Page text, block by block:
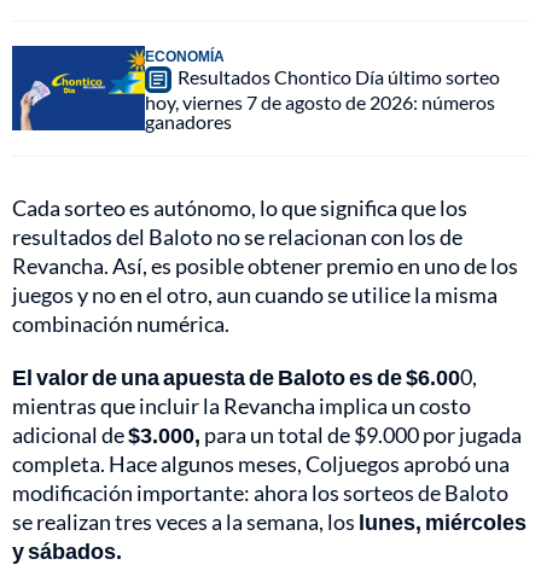
ECONOMÍA
Resultados Chontico Día último sorteo
hoy, viernes 7 de agosto de 2026: números
ganadores
Cada sorteo es autónomo, lo que significa que los
resultados del Baloto no se relacionan con los de
Revancha. Así, es posible obtener premio en uno de los
juegos y no en el otro, aun cuando se utilice la misma
combinación numérica.
El valor de una apuesta de Baloto es de $6.000,
mientras que incluir la Revancha implica un costo
adicional de$3.000, para un total de $9.000 por jugada
completa. Hace algunos meses, Coljuegos aprobó una
modificación importante: ahora los sorteos de Baloto
se realizan tres veces a la semana, los lunes, miércoles
y sábados.